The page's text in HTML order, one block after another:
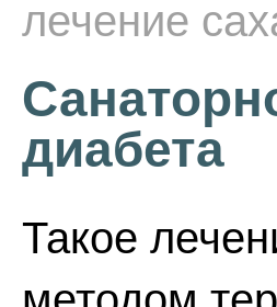
лечение
диабета
Такое